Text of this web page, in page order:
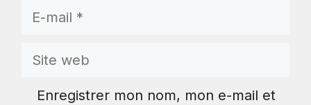
E-
Site
Enregistrer mon nom, mon e-mail et